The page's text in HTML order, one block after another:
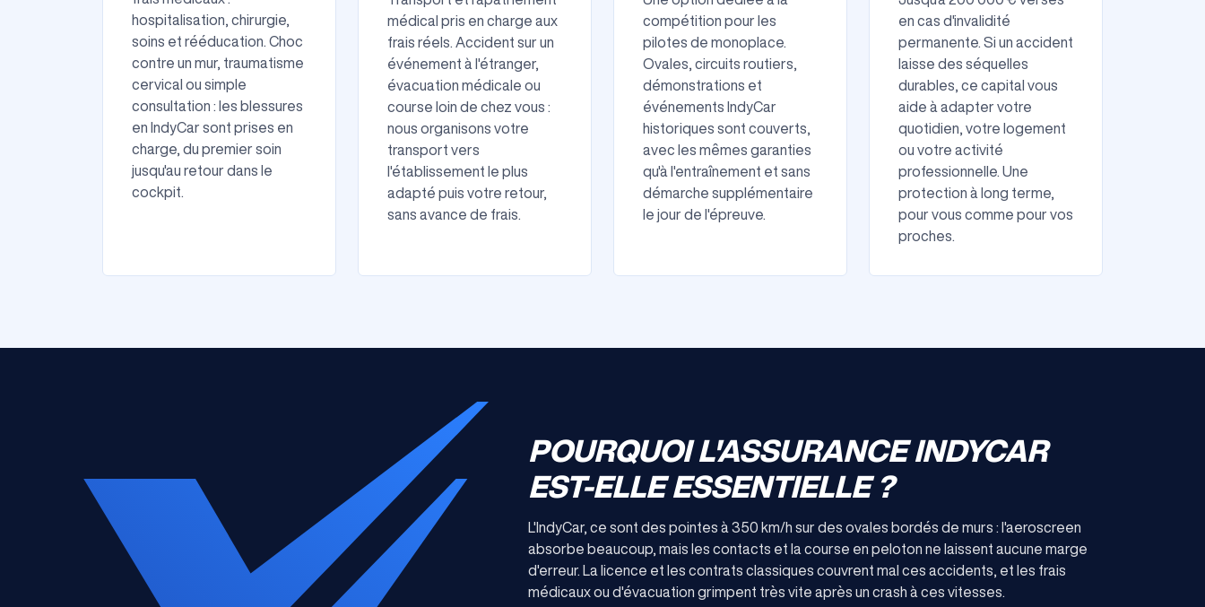
hospitalisation, chirurgie,
soins et rééducation. Choc
contre un mur, traumatisme
cervical ou simple
consultation : les blessures
en IndyCar sont prises en
charge, du premier soin
jusqu'au retour dans le
cockpit.
médical pris en charge aux
frais réels. Accident sur un
événement à l'étranger,
évacuation médicale ou
course loin de chez vous :
nous organisons votre
transport vers
l'établissement le plus
adapté puis votre retour,
sans avance de frais.
compétition pour les
pilotes de monoplace.
Ovales, circuits routiers,
démonstrations et
événements IndyCar
historiques sont couverts,
avec les mêmes garanties
qu'à l'entraînement et sans
démarche supplémentaire
le jour de l'épreuve.
en cas d'invalidité
permanente. Si un accident
laisse des séquelles
durables, ce capital vous
aide à adapter votre
quotidien, votre logement
ou votre activité
professionnelle. Une
protection à long terme,
pour vous comme pour vos
proches.
POURQUOI L'ASSURANCE INDYCAR
EST-ELLE ESSENTIELLE ?
L'IndyCar, ce sont des pointes à 350 km/h sur des ovales bordés de murs : l'aeroscreen
absorbe beaucoup, mais les contacts et la course en peloton ne laissent aucune marge
d'erreur. La licence et les contrats classiques couvrent mal ces accidents, et les frais
médicaux ou d'évacuation grimpent très vite après un crash à ces vitesses.